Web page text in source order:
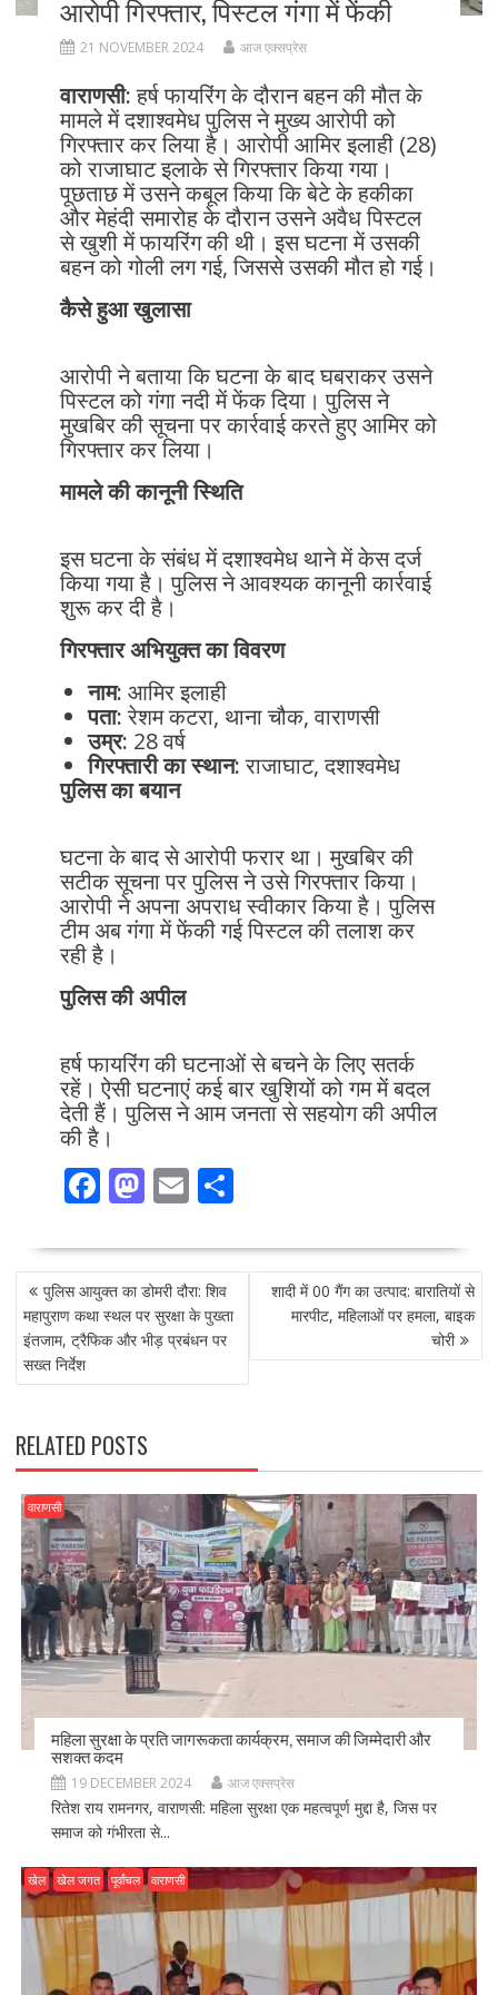
आरोपी गिरफ्तार, पिस्टल गंगा में फेंकी
21 NOVEMBER 2024 आज एक्सप्रेस
वाराणसी:हर्ष फायरिंग के दौरान बहन की मौत के
मामले में दशाश्वमेध पुलिस ने मुख्य आरोपी को
गिरफ्तार कर लिया है। आरोपी आमिर इलाही (28)
को राजाघाट इलाके से गिरफ्तार किया गया।
पूछताछ में उसने कबूल किया कि बेटे के हकीका
और मेहंदी समारोह के दौरान उसने अवैध पिस्टल
से खुशी में फायरिंग की थी। इस घटना में उसकी
बहन को गोली लग गई, जिससे उसकी मौत हो गई।
कैसे हुआ खुलासा
आरोपी ने बताया कि घटना के बाद घबराकर उसने
पिस्टल को गंगा नदी में फेंक दिया। पुलिस ने
मुखबिर की सूचना पर कार्रवाई करते हुए आमिर को
गिरफ्तार कर लिया।
मामले की कानूनी स्थिति
इस घटना के संबंध में दशाश्वमेध थाने में केस दर्ज
किया गया है। पुलिस ने आवश्यक कानूनी कार्रवाई
शुरू कर दी है।
गिरफ्तार अभियुक्त का विवरण
नाम: आमिर इलाही
पता:रेशम कटरा, थाना चौक, वाराणसी
उम्र: 28 वर्ष
गिरफ्तारी का स्थान:राजाघाट, दशाश्वमेध
पुलिस का बयान
घटना के बाद से आरोपी फरार था। मुखबिर की
सटीक सूचना पर पुलिस ने उसे गिरफ्तार किया।
आरोपी ने अपना अपराध स्वीकार किया है। पुलिस
टीम अब गंगा में फेंकी गई पिस्टल की तलाश कर
रही है।
पुलिस की अपील
हर्ष फायरिंग की घटनाओं से बचने के लिए सतर्क
रहें। ऐसी घटनाएं कई बार खुशियों को गम में बदल
देती हैं। पुलिस ने आम जनता से सहयोग की अपील
की है।
F
e
b
o
k
M
to
d
o
n
E
ai
l
S
ar
POST
NAVIGATION
पुलिस आयुक्त का डोमरी दौरा: शिव
महापुराण कथा स्थल पर सुरक्षा के पुख्ता
इंतजाम, ट्रैफिक और भीड़ प्रबंधन पर
सख्त निर्देश
शादी में 00 गैंग का उत्पाद: बारातियों से
मारपीट, महिलाओं पर हमला, बाइक
चोरी
RELATED POSTS
वाराणसी
महिला सुरक्षा के प्रति जागरूकता कार्यक्रम, समाज की जिम्मेदारी और
सशक्त कदम
19 DECEMBER 2024 आज एक्सप्रेस
रितेश राय रामनगर, वाराणसी: महिला सुरक्षा एक महत्वपूर्ण मुद्दा है, जिस पर
समाज को गंभीरता से...
खेल खेल जगत पूर्वांचल वाराणसी